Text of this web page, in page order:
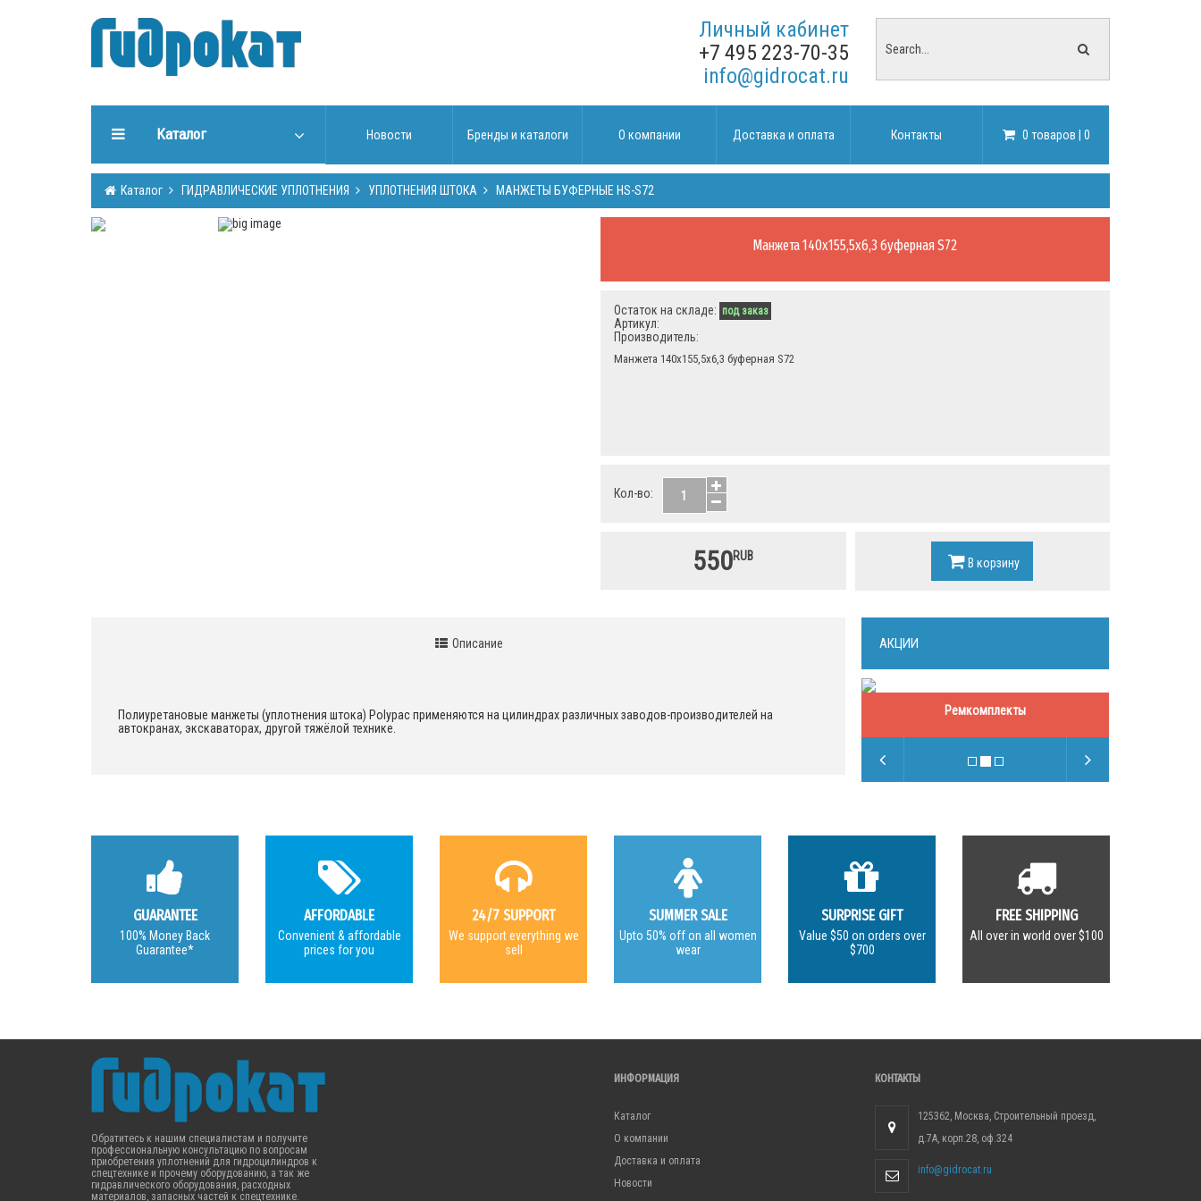
Личный кабинет
+7 495 223-70-35
info@gidrocat.ru
Каталог
ГИДРАВЛИЧЕСКИЕ
УПЛОТНЕНИЯ
Новости Бренды и каталоги О компании Доставка и оплата Контакты 0 товаров | 0
Каталог ГИДРАВЛИЧЕСКИЕ УПЛОТНЕНИЯ УПЛОТНЕНИЯ ШТОКА МАНЖЕТЫ БУФЕРНЫЕ HS-S72
Манжета 140х155,5х6,3 буферная S72
Остаток на складе: под заказ
Артикул:
Производитель:
Манжета 140х155,5х6,3 буферная S72
Кол-во:
550RUB В корзину
Описание
Полиуретановые манжеты (уплотнения штока) Polypac применяются на цилиндрах различных заводов-производителей на
автокранах, экскаваторах, другой тяжёлой технике.
АКЦИИ
Ремкомплекты
GUARANTEE
100% Money Back
Guarantee*
AFFORDABLE
Convenient & affordable
prices for you
24/7 SUPPORT
We support everything we
sell
SUMMER SALE
Upto 50% off on all women
wear
SURPRISE GIFT
Value $50 on orders over
$700
FREE SHIPPING
All over in world over $100
Обратитесь к нашим специалистам и получите
профессиональную консультацию по вопросам
приобретения уплотнений для гидроцилиндров к
спецтехнике и прочему оборудованию, а так же
гидравлического оборудования, расходных
материалов, запасных частей к спецтехнике.
ИНФОРМАЦИЯ
Каталог
О компании
Доставка и оплата
Новости
КОНТАКТЫ
125362, Москва, Строительный проезд,
д.7А, корп.28, оф.324
info@gidrocat.ru